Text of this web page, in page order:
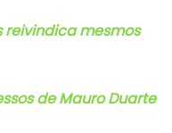
mesmos
de Mauro Duarte